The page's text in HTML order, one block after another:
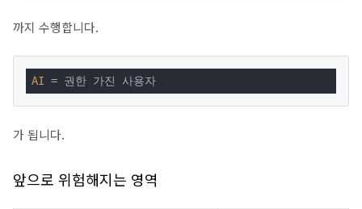
까지 수행합니다.
AI = 권한 가진 사용자
가 됩니다.
앞으로 위험해지는 영역